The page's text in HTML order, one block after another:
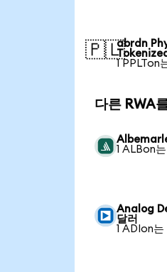
🇵🇱abrdn
1 PPLTon
다른 RWA
1 ALBon
Analog
달러
1 ADIon